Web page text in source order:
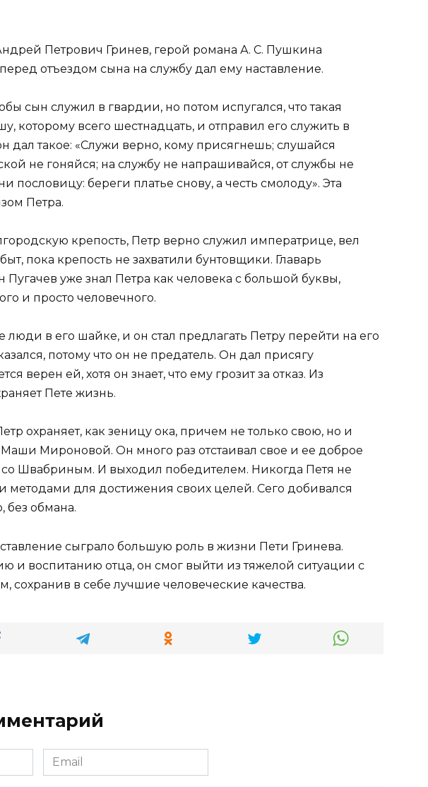
Петрович Гринев, герой романа А. С. Пушкина
отъездом сына на службу дал ему наставление.
сын служил в гвардии, но потом испугался, что такая
которому всего шестнадцать, и отправил его служить в
дал такое: «Служи верно, кому присягнешь; слушайся
не гоняйся; на службу не напрашивайся, от службы не
пословицу: береги платье снову, а честь смолоду». Эта
Петра.
крепость, Петр верно служил императрице, вел
пока крепость не захватили бунтовщики. Главарь
Пугачев уже знал Петра как человека с большой буквы,
и просто человечного.
в его шайке, и он стал предлагать Петру перейти на его
потому что он не предатель. Он дал присягу
верен ей, хотя он знает, что ему грозит за отказ. Из
Пете жизнь.
охраняет, как зеницу ока, причем не только свою, но и
Мироновой. Он много раз отстаивал свое и ее доброе
со Швабриным. И выходил победителем. Никогда Петя не
методами для достижения своих целей. Сего добивался
без обмана.
сыграло большую роль в жизни Пети Гринева.
и воспитанию отца, он смог выйти из тяжелой ситуации с
сохранив в себе лучшие человеческие качества.
Email
*